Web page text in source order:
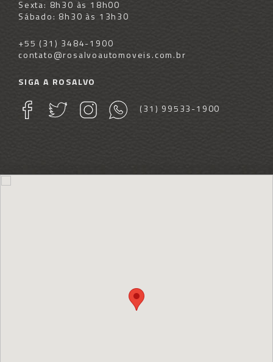
Sexta: 8h30 às 18h00
Sábado: 8h30 às 13h30
+55 (31) 3484-1900
contato@rosalvoautomoveis.com.br
SIGA A ROSALVO
(31) 99533-1900